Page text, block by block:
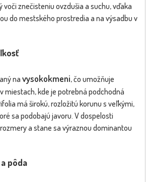
znečisteniu ovzdušia a suchu, vďaka
do mestského prostredia a na výsadbu v
na vysokokmeni, čo umožňuje
miestach, kde je potrebná podchodná
má širokú, rozložitú korunu s veľkými,
sa podobajú javoru. V dospelosti
a stane sa výraznou dominantou
pôda